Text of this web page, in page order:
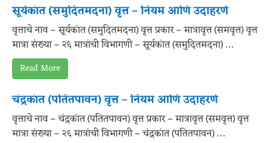
सूर्यकांत (समुदितमदना) वृत्त – नियम आणि उदाहरणे
वृत्ताचे नाव – सूर्यकांत (समुदितमदना) वृत्त प्रकार – मात्रावृत्त (समवृत्त) वृत्त
मात्रा संख्या – २६ मात्रांची विभागणी – सूर्यकांत (समुदितमदना) …
Read More
चंद्रकांत (पतितपावन) वृत्त – नियम आणि उदाहरणे
वृत्ताचे नाव – चंद्रकांत (पतितपावन) वृत्त प्रकार – मात्रावृत्त (समवृत्त) वृत्त
मात्रा संख्या – २६ मात्रांची विभागणी – चंद्रकांत (पतितपावन) …